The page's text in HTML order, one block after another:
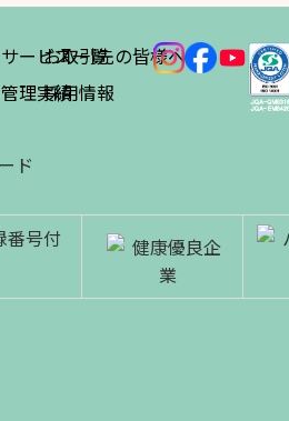
ービス一覧
理実績
お取引先の皆様へ
採用情報
ド